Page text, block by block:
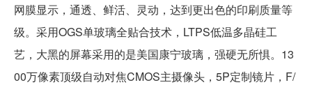
网膜显示，通透、鲜活、灵动，达到更出色的印刷质量等
级。采用OGS单玻璃全贴合技术，LTPS低温多晶硅工
艺，大黑的屏幕采用的是美国康宁玻璃，强硬无所惧。13
00万像素顶级自动对焦CMOS主摄像头，5P定制镜片，F/